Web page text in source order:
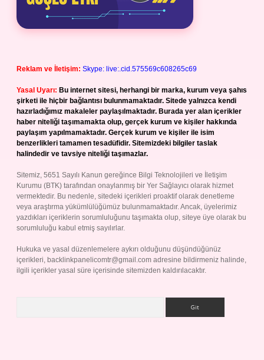
Reklam ve İletişim: Skype: live:.cid.575569c608265c69
Yasal Uyarı: Bu internet sitesi, herhangi bir marka, kurum veya şahıs
şirketi ile hiçbir bağlantısı bulunmamaktadır. Sitede yalnızca kendi
hazırladığımız makaleler paylaşılmaktadır. Burada yer alan içerikler
haber niteliği taşımamakta olup, gerçek kurum ve kişiler hakkında
paylaşım yapılmamaktadır. Gerçek kurum ve kişiler ile isim
benzerlikleri tamamen tesadüfidir. Sitemizdeki bilgiler taslak
halindedir ve tavsiye niteliği taşımazlar.
Sitemiz, 5651 Sayılı Kanun gereğince Bilgi Teknolojileri ve İletişim
Kurumu (BTK) tarafından onaylanmış bir Yer Sağlayıcı olarak hizmet
vermektedir. Bu nedenle, sitedeki içerikleri proaktif olarak denetleme
veya araştırma yükümlülüğümüz bulunmamaktadır. Ancak, üyelerimiz
yazdıkları içeriklerin sorumluluğunu taşımakta olup, siteye üye olarak bu
sorumluluğu kabul etmiş sayılırlar.
Hukuka ve yasal düzenlemelere aykırı olduğunu düşündüğünüz
içerikleri, backlinkpanelicomtr@gmail.com adresine bildirmeniz halinde,
ilgili içerikler yasal süre içerisinde sitemizden kaldırılacaktır.